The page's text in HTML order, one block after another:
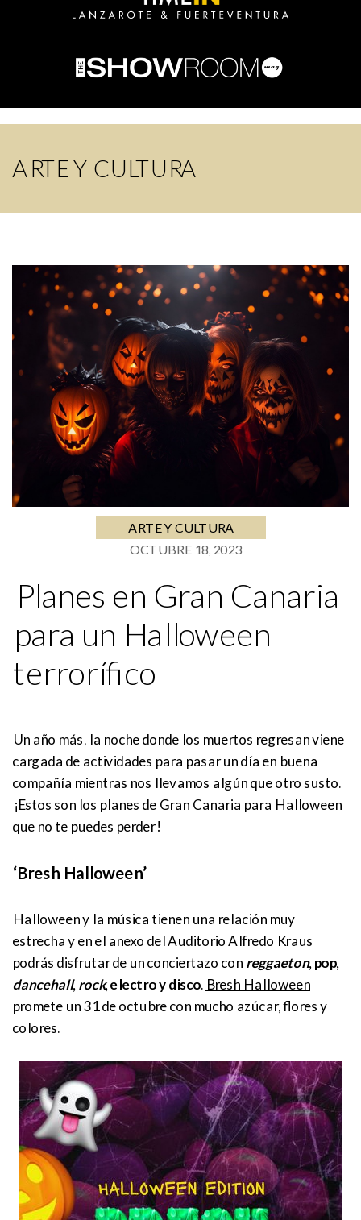
ARTE Y CULTURA
ARTE Y CULTURA
OCTUBRE 18, 2023
Planes en Gran Canaria
para un Halloween
terrorífico
Un año más, la noche donde los muertos regresan viene
cargada de actividades para pasar un día en buena
compañía mientras nos llevamos algún que otro susto.
¡Estos son los planes de Gran Canaria para Halloween
que no te puedes perder!
‘Bresh Halloween’
Halloween y la música tienen una relación muy
estrecha y en el anexo del Auditorio Alfredo Kraus
podrás disfrutar de un conciertazo con reggaeton, pop,
dancehall, rock, electro y disco. Bresh Halloween
promete un 31 de octubre con mucho azúcar, flores y
colores.